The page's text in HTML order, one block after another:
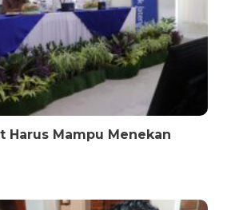
Harus Mampu Menekan